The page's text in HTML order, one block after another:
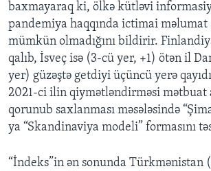
baxmayaraq ki, ölkə kütləvi
pandemiya haqqında ictimai məlumat
mümkün olmadığını bildirir.
qalıb, İsveç isə (3-cü yer, +1) ötən il
yer) güzəştə getdiyi üçüncü yerə
2021-ci ilin qiymətləndirməsi mətbuat
qorunub saxlanması məsələsində
ya “Skandinaviya modeli” formasını
“İndeks”in ən sonunda Türkmənistan